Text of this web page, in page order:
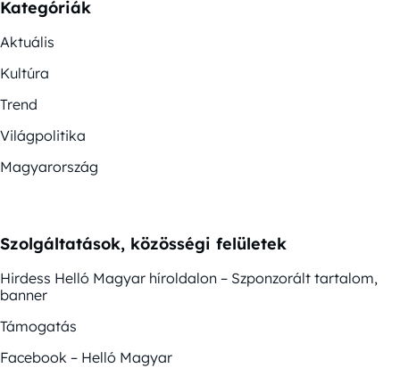
Kategóriák
Aktuális
Kultúra
Trend
Világpolitika
Magyarország
Szolgáltatások, közösségi felületek
Hirdess Helló Magyar híroldalon – Szponzorált tartalom,
banner
Támogatás
Facebook – Helló Magyar